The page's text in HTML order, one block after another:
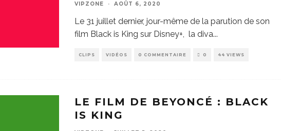
VIPZONE · AOÛT 6, 2020
Le 31 juillet dernier, jour-même de la parution de son
film Black is King sur Disney+, la diva...
CLIPS VIDÉOS 0 COMMENTAIRE 0 44 VIEWS
LE FILM DE BEYONCÉ : BLACK
IS KING